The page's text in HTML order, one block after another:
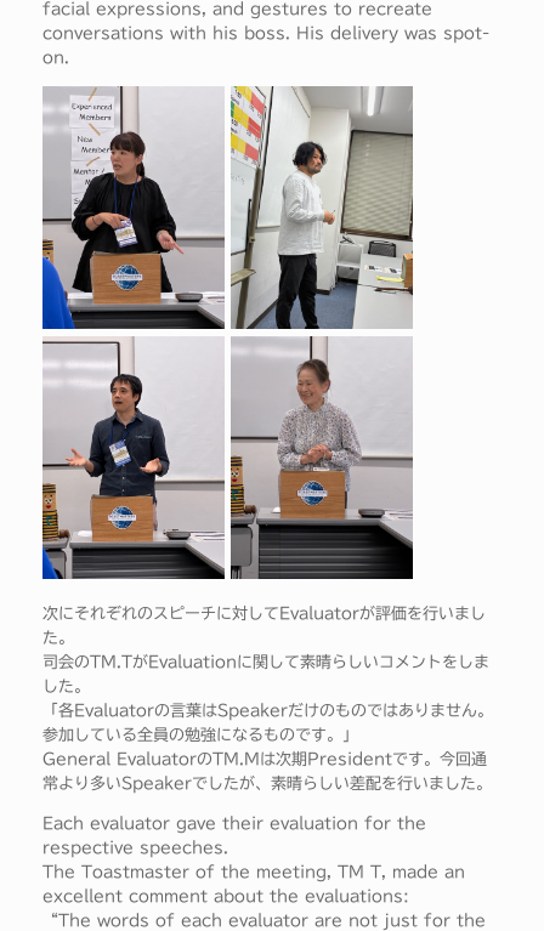
facial expressions, and gestures to recreate
conversations with his boss. His delivery was spot-
on.
次にそれぞれのスピーチに対してEvaluatorが評価を行いまし
た。
司会のTM.TがEvaluationに関して素晴らしいコメントをしま
した。
「各Evaluatorの言葉はSpeakerだけのものではありません。
参加している全員の勉強になるものです。」
General EvaluatorのTM.Mは次期Presidentです。今回通
常より多いSpeakerでしたが、素晴らしい差配を行いました。
Each evaluator gave their evaluation for the
respective speeches.
The Toastmaster of the meeting, TM T, made an
excellent comment about the evaluations:
“The words of each evaluator are not just for the